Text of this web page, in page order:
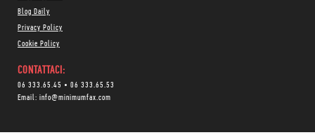
Blog Daily
Privacy Policy
Cookie Policy
CONTATTACI:
06 333.65.45 • 06 333.65.53
Email: info@minimumfax.com